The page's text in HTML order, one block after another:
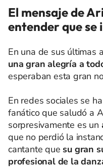
El mensaje de
entender que se
En una de sus últimas
una gran alegría a
esperaban esta gran
En redes sociales se
fanático que saludó a
sorpresivamente es un
que no perdió la
cantante que su gran
profesional de la